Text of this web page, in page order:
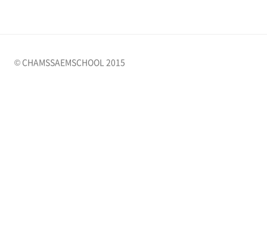
© CHAMSSAEMSCHOOL 2015